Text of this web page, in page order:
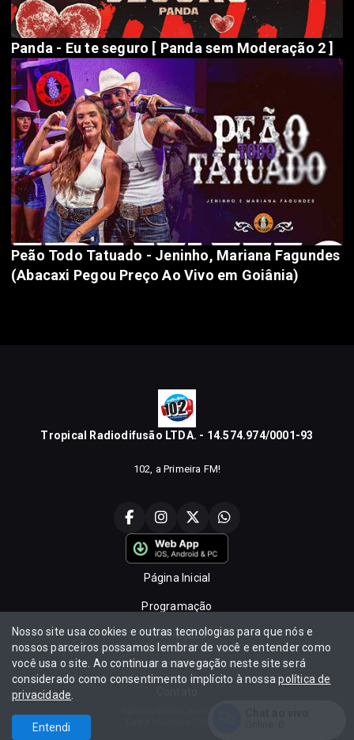
Panda - Eu te seguro [ Panda sem Moderação 2 ]
Peão Todo Tatuado - Jeninho, Mariana Fagundes
(Abacaxi Pegou Preço Ao Vivo em Goiânia)
Tropical Radiodifusão LTDA. - 14.574.974/0001-93
102, a Primeira FM!
Página Inicial
Programação
Promoções
Locutores
Nosso site usa cookies e outras tecnologias para que nós e
nossos parceiros possamos lembrar de você e entender como
você usa o site. Ao continuar a navegação neste site será
considerado como consentimento implícito à nossapolítica de
privacidade
Entendi